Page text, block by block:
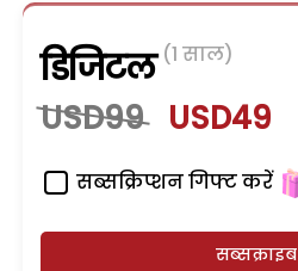
डिजिटल (1 साल)
USD99 USD49
सब्सक्रिप्शन गिफ्ट करें